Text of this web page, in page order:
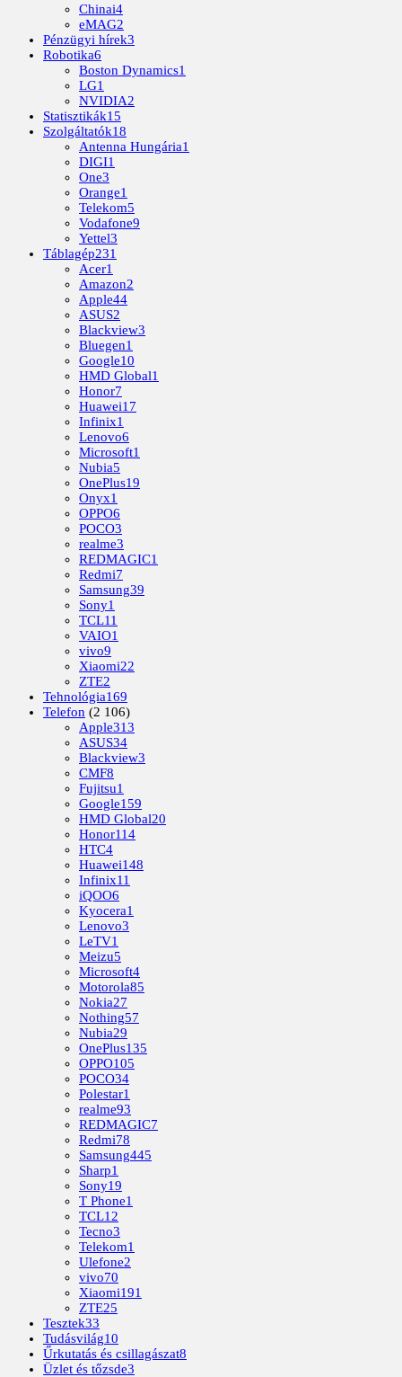
Chinai4
eMAG2
Pénzügyi hírek3
Robotika6
Boston Dynamics1
LG1
NVIDIA2
Statisztikák15
Szolgáltatók18
Antenna Hungária1
DIGI1
One3
Orange1
Telekom5
Vodafone9
Yettel3
Táblagép231
Acer1
Amazon2
Apple44
ASUS2
Blackview3
Bluegen1
Google10
HMD Global1
Honor7
Huawei17
Infinix1
Lenovo6
Microsoft1
Nubia5
OnePlus19
Onyx1
OPPO6
POCO3
realme3
REDMAGIC1
Redmi7
Samsung39
Sony1
TCL11
VAIO1
vivo9
Xiaomi22
ZTE2
Tehnológia169
Telefon (2 106)
Apple313
ASUS34
Blackview3
CMF8
Fujitsu1
Google159
HMD Global20
Honor114
HTC4
Huawei148
Infinix11
iQOO6
Kyocera1
Lenovo3
LeTV1
Meizu5
Microsoft4
Motorola85
Nokia27
Nothing57
Nubia29
OnePlus135
OPPO105
POCO34
Polestar1
realme93
REDMAGIC7
Redmi78
Samsung445
Sharp1
Sony19
T Phone1
TCL12
Tecno3
Telekom1
Ulefone2
vivo70
Xiaomi191
ZTE25
Tesztek33
Tudásvilág10
Űrkutatás és csillagászat8
Üzlet és tőzsde3